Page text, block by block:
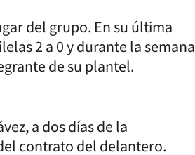
del grupo. En su última
2 a 0 y durante la semana
de su plantel.
a dos días de la
contrato del delantero.